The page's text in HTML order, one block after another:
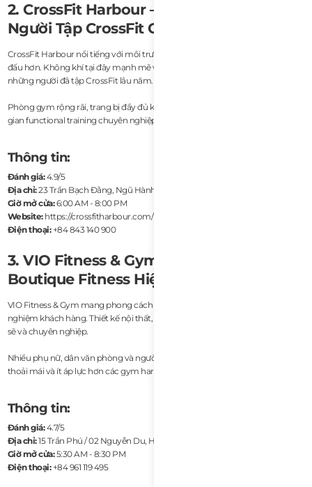
2. CrossFit Harbour – Tốt Nhất Cho
Người Tập CrossFit Chuyên Nghiệp
CrossFit Harbour nổi tiếng với môi trường tập luyện thiên về hiệu suất và thi
đấu hơn. Không khí tại đây mạnh mẽ và nghiêm túc hơn, rất phù hợp với
những người đã tập CrossFit lâu năm.
Phòng gym rộng rãi, trang bị đầy đủ khu Olympic lifting, pull-up rig và không
gian functional training chuyên nghiệp.
Thông tin:
Đánh giá:4.9/5
Địa chỉ:23 Trần Bạch Đằng, Ngũ Hành Sơn, Đà Nẵng
Giờ mở cửa:6:00 AM - 8:00 PM
Website: https://crossfitharbour.com/
Điện thoại:+84 843 140 900
3. VIO Fitness & Gym – Trải Nghiệm
Boutique Fitness Hiện Đại
VIO Fitness & Gym mang phong cách hiện đại, cao cấp và tập trung vào trải
nghiệm khách hàng. Thiết kế nội thất, ánh sáng và bố cục tạo cảm giác sạch
sẽ và chuyên nghiệp.
Nhiều phụ nữ, dân văn phòng và người tập casual lựa chọn VIO vì môi trường
thoải mái và ít áp lực hơn các gym hardcore.
Thông tin:
Đánh giá:4.7/5
Địa chỉ:15 Trần Phú / 02 Nguyễn Du, Hải Châu, Đà Nẵng
Giờ mở cửa:5:30 AM - 8:30 PM
Điện thoại:+84 961 119 495